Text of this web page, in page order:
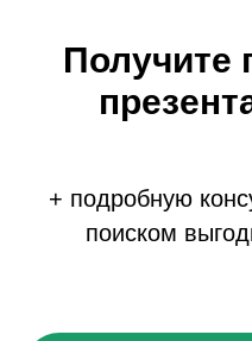
Получите
+ подробную
поиском
Гунибская крепость